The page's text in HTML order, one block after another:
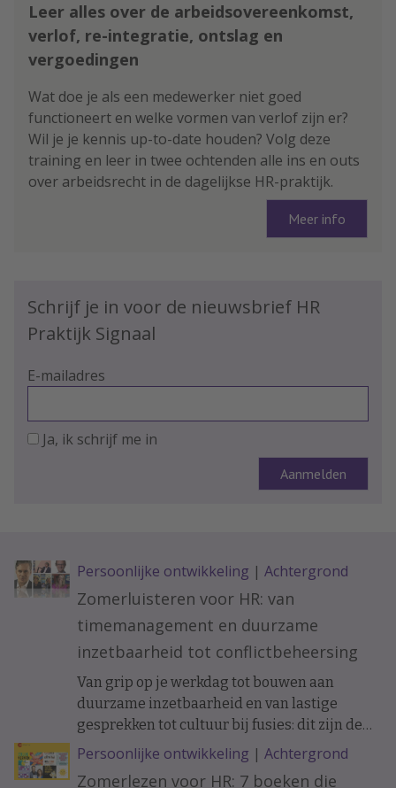
Leer alles over de arbeidsovereenkomst,
verlof, re-integratie, ontslag en
vergoedingen
Wat doe je als een medewerker niet goed
functioneert en welke vormen van verlof zijn er?
Wil je je kennis up-to-date houden? Volg deze
training en leer in twee ochtenden alle ins en outs
over arbeidsrecht in de dagelijkse HR-praktijk.
Meer info
Schrijf je in voor de nieuwsbrief HR
Praktijk Signaal
E-mailadres
Ja, ik schrijf me in
Persoonlijke ontwikkeling | Achtergrond
Zomerluisteren voor HR: van
timemanagement en duurzame
inzetbaarheid tot conflictbeheersing
Van grip op je werkdag tot bouwen aan
duurzame inzetbaarheid en van lastige
gesprekken tot cultuur bij fusies: dit zijn de
vijf afleveringen die HR-professionals het
meest beluisterden. Beluister ze hier (nog
Persoonlijke ontwikkeling | Achtergrond
Zomerlezen voor HR: 7 boeken die